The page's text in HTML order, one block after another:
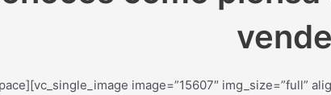
image=”15607″ img_size=”full”